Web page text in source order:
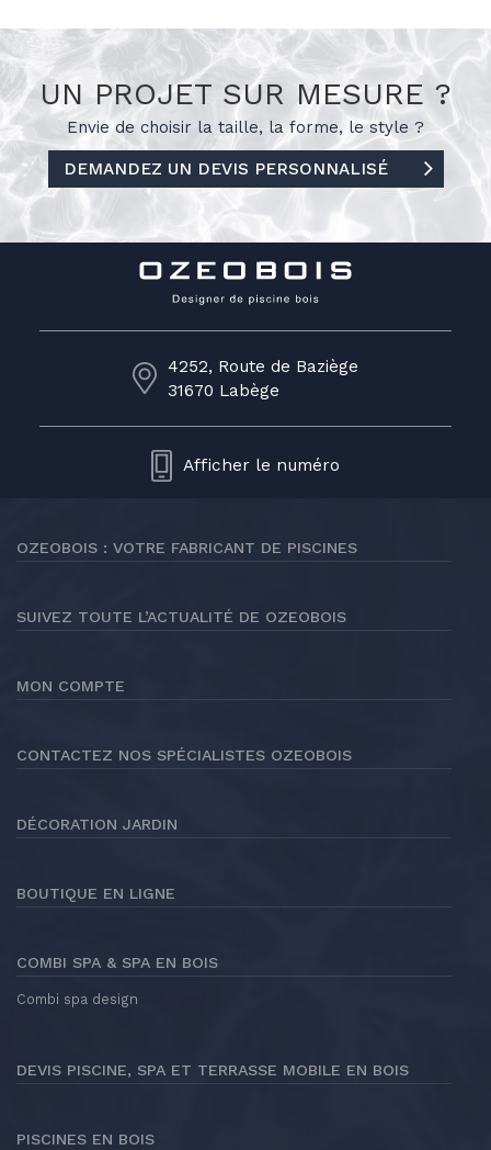
UN PROJET SUR MESURE ?
Envie de choisir la taille, la forme, lestyle ?
DEMANDEZ UN DEVIS PERSONNALISÉ
4252, Route de Baziège
31670 Labège
Afficher le numéro
OZEOBOIS : VOTRE FABRICANT DE PISCINES
SUIVEZ TOUTE L’ACTUALITÉ DE OZEOBOIS
MON COMPTE
CONTACTEZ NOS SPÉCIALISTES OZEOBOIS
DÉCORATION JARDIN
BOUTIQUE EN LIGNE
COMBI SPA & SPA EN BOIS
Combi spa design
DEVIS PISCINE, SPA ET TERRASSE MOBILE EN BOIS
PISCINES EN BOIS